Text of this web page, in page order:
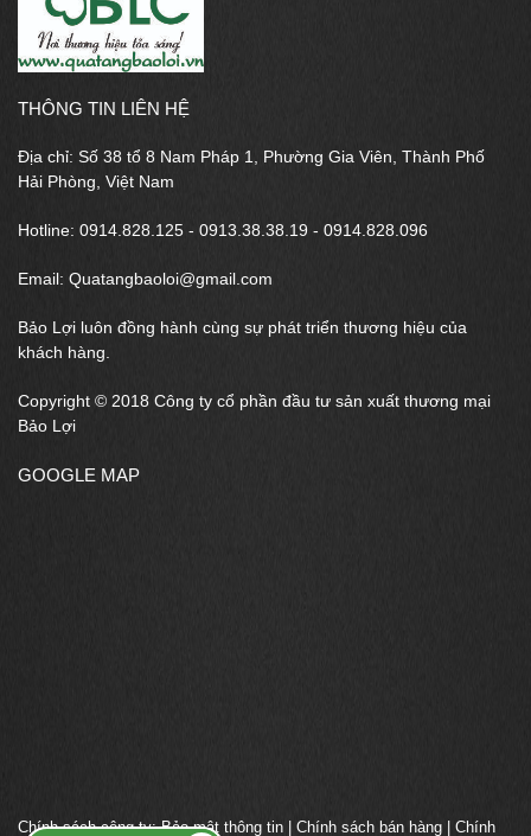
THÔNG TIN LIÊN HỆ
Địa chỉ: Số 38 tổ 8 Nam Pháp 1, Phường Gia Viên, Thành Phố
Hải Phòng, Việt Nam
Hotline: 0914.828.125 - 0913.38.38.19 - 0914.828.096
Email: Quatangbaoloi@gmail.com
Bảo Lợi luôn đồng hành cùng sự phát triển thương hiệu của
khách hàng.
Copyright © 2018 Công ty cổ phần đầu tư sản xuất thương mại
Bảo Lợi
GOOGLE MAP
Chính sách công ty:Bảo mật thông tin Chính sách bán hàng Chính